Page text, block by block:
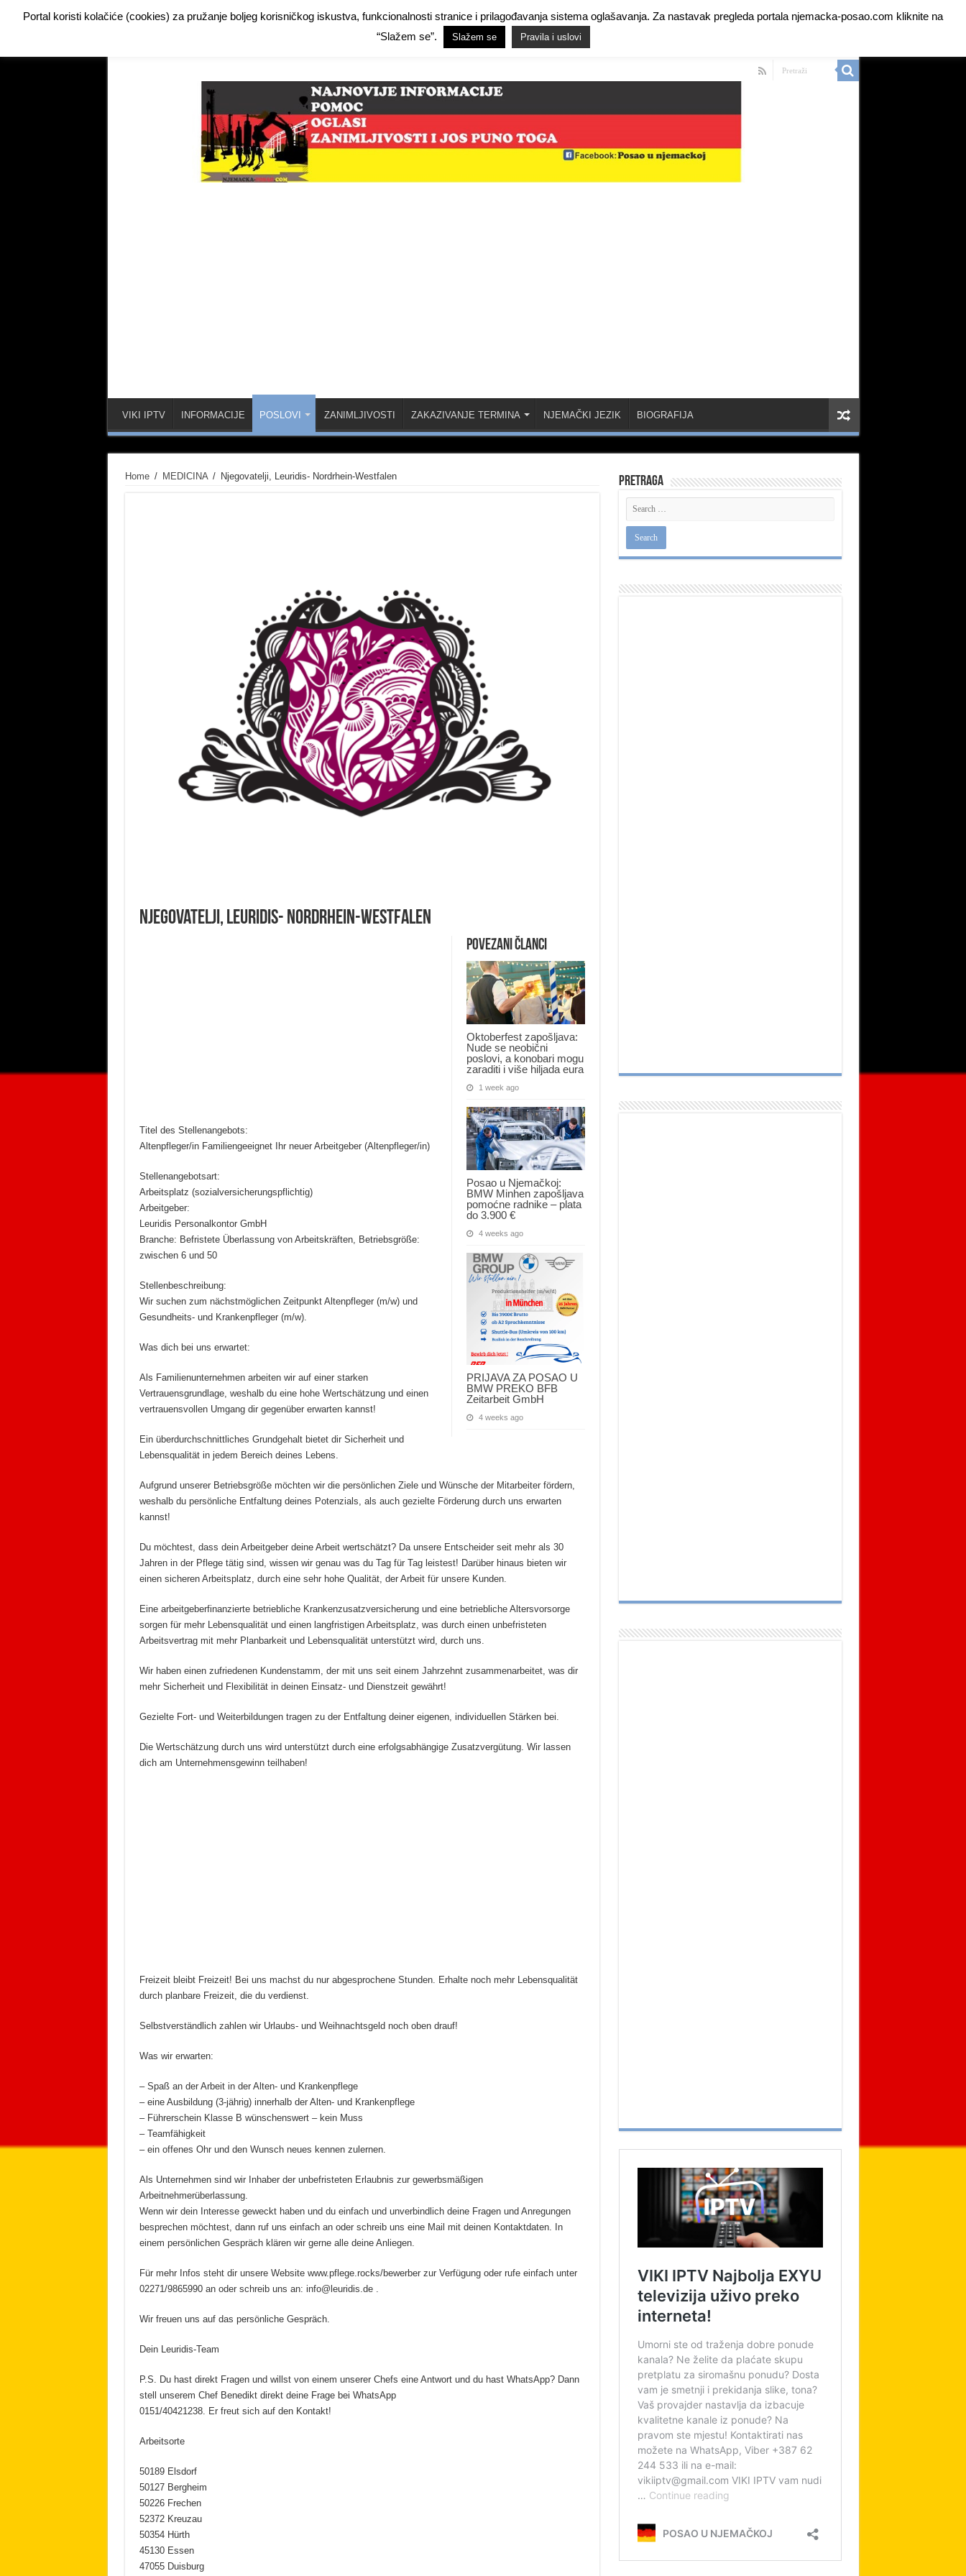
Facebook Demo Hide Ads for Premium Members
O NAMA PRAVILA I USLOVI
VIKI IPTV INFORMACIJE POSLOVI ZANIMLJIVOSTI ZAKAZIVANJE TERMINA NJEMAČKI JEZIK BIOGRAFIJA
Home / MEDICINA / Njegovatelji, Leuridis- Nordrhein-Westfalen
Njegovatelji, Leuridis- Nordrhein-Westfalen
Povezani članci
Oktoberfest zapošljava:
Nude se neobični
poslovi, a konobari mogu
zaraditi i više hiljada eura
1 week ago
Posao u Njemačkoj:
BMW Minhen zapošljava
pomoćne radnike – plata
do 3.900 €
4 weeks ago
PRIJAVA ZA POSAO U
BMW PREKO BFB
Zeitarbeit GmbH
4 weeks ago
Titel des Stellenangebots:
Altenpfleger/in Familiengeeignet Ihr neuer Arbeitgeber (Altenpfleger/in)
Stellenangebotsart:
Arbeitsplatz (sozialversicherungspflichtig)
Arbeitgeber:
Leuridis Personalkontor GmbH
Branche: Befristete Überlassung von Arbeitskräften, Betriebsgröße:
zwischen 6 und 50
Stellenbeschreibung:
Wir suchen zum nächstmöglichen Zeitpunkt Altenpfleger (m/w) und
Gesundheits- und Krankenpfleger (m/w).
Was dich bei uns erwartet:
Als Familienunternehmen arbeiten wir auf einer starken
Vertrauensgrundlage, weshalb du eine hohe Wertschätzung und einen
vertrauensvollen Umgang dir gegenüber erwarten kannst!
Ein überdurchschnittliches Grundgehalt bietet dir Sicherheit und
Lebensqualität in jedem Bereich deines Lebens.
Aufgrund unserer Betriebsgröße möchten wir die persönlichen Ziele und Wünsche der Mitarbeiter fördern,
weshalb du persönliche Entfaltung deines Potenzials, als auch gezielte Förderung durch uns erwarten
kannst!
Du möchtest, dass dein Arbeitgeber deine Arbeit wertschätzt? Da unsere Entscheider seit mehr als 30
Jahren in der Pflege tätig sind, wissen wir genau was du Tag für Tag leistest! Darüber hinaus bieten wir
einen sicheren Arbeitsplatz, durch eine sehr hohe Qualität, der Arbeit für unsere Kunden.
Eine arbeitgeberfinanzierte betriebliche Krankenzusatzversicherung und eine betriebliche Altersvorsorge
sorgen für mehr Lebensqualität und einen langfristigen Arbeitsplatz, was durch einen unbefristeten
Arbeitsvertrag mit mehr Planbarkeit und Lebensqualität unterstützt wird, durch uns.
Wir haben einen zufriedenen Kundenstamm, der mit uns seit einem Jahrzehnt zusammenarbeitet, was dir
mehr Sicherheit und Flexibilität in deinen Einsatz- und Dienstzeit gewährt!
Gezielte Fort- und Weiterbildungen tragen zu der Entfaltung deiner eigenen, individuellen Stärken bei.
Die Wertschätzung durch uns wird unterstützt durch eine erfolgsabhängige Zusatzvergütung. Wir lassen
dich am Unternehmensgewinn teilhaben!
Freizeit bleibt Freizeit! Bei uns machst du nur abgesprochene Stunden. Erhalte noch mehr Lebensqualität
durch planbare Freizeit, die du verdienst.
Selbstverständlich zahlen wir Urlaubs- und Weihnachtsgeld noch oben drauf!
Was wir erwarten:
– Spaß an der Arbeit in der Alten- und Krankenpflege
– eine Ausbildung (3-jährig) innerhalb der Alten- und Krankenpflege
– Führerschein Klasse B wünschenswert – kein Muss
– Teamfähigkeit
– ein offenes Ohr und den Wunsch neues kennen zulernen.
Als Unternehmen sind wir Inhaber der unbefristeten Erlaubnis zur gewerbsmäßigen
Arbeitnehmerüberlassung.
Wenn wir dein Interesse geweckt haben und du einfach und unverbindlich deine Fragen und Anregungen
besprechen möchtest, dann ruf uns einfach an oder schreib uns eine Mail mit deinen Kontaktdaten. In
einem persönlichen Gespräch klären wir gerne alle deine Anliegen.
Für mehr Infos steht dir unsere Website www.pflege.rocks/bewerber zur Verfügung oder rufe einfach unter
02271/9865990 an oder schreib uns an: info@leuridis.de .
Wir freuen uns auf das persönliche Gespräch.
Dein Leuridis-Team
P.S. Du hast direkt Fragen und willst von einem unserer Chefs eine Antwort und du hast WhatsApp? Dann
stell unserem Chef Benedikt direkt deine Frage bei WhatsApp
0151/40421238. Er freut sich auf den Kontakt!
Arbeitsorte
50189 Elsdorf
50127 Bergheim
50226 Frechen
52372 Kreuzau
50354 Hürth
45130 Essen
47055 Duisburg
Pretraga
Portal koristi kolačiće (cookies) za pružanje boljeg korisničkog iskustva, funkcionalnosti stranice i prilagođavanja sistema oglašavanja. Za nastavak pregleda portala njemacka-posao.com kliknite na
“Slažem se”.
Slažem se Pravila i uslovi